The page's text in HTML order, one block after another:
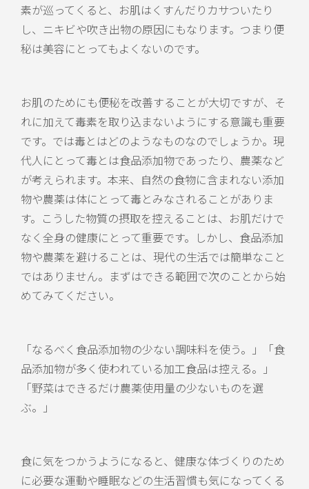
素が巡ってくると、お肌はくすんだりカサついたり
し、ニキビや吹き出物の原因にもなります。つまり便
秘は美容にとってもよくないのです。
お肌のためにも便秘を改善することが大切ですが、そ
れに加えて毒素を取り込まないようにする意識も重要
です。では毒とはどのようなものなのでしょうか。現
代人にとって毒とは食品添加物であったり、農薬など
が考えられます。本来、自然の食物に含まれない添加
物や農薬は体にとって毒とみなされることがありま
す。こうした物質の摂取を控えることは、お肌だけで
なく全身の健康にとって重要です。しかし、食品添加
物や農薬を避けることは、現代の生活では簡単なこと
ではありません。まずはできる範囲で次のことから始
めてみてください。
「なるべく食品添加物の少ない調味料を使う。」「食
品添加物が多く使われている加工食品は控える。」
「野菜はできるだけ農薬使用量の少ないものを選
ぶ。」
食に気をつかうようになると、健康な体づくりのため
に必要な運動や睡眠などの生活習慣も気になってくる